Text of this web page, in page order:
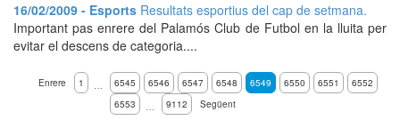
16/02/2009 - Esports Resultats esportius del cap de setmana.
Important pas enrere del Palamós Club de Futbol en la lluita per
evitar el descens de categoria....
Enrere 1 … 6545 6546 6547 6548 6549 6550 6551
6552
6553
… 9112 Següent